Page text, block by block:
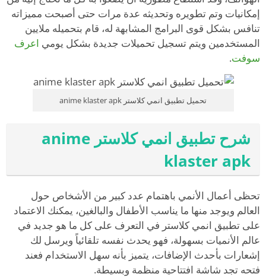
إمكانيات وتم تطويره وتحديثه عدة مرات حتى أصبحت مميزاته
تنافس بشكل قوى البرامج المشابهة له، قام بتحميله ملايين
المستخدمين ويتم تسجيل تحميلات جديدة بشكل يومي اعرف
سوفت.
تحميل تطبيق انمي كلاستر anime klaster apk
شرح تطبيق انمي كلاستر anime
klaster apk
تحظى أعمال الأنمي باهتمام عدد كبير من الأشخاص حول
العالم ويوجد منها ما يناسب الأطفال والبالغين، يمكنك الاعتماد
على تطبيق انمي كلاستر في التعرف على كل ما هو جديد في
عالم الأنميات بسهولة، فهو يحدث نفسه تلقائياً ويرسل لك
إشعارات بأحدث الإضافات، يتميز بأنه سهل الاستخدام فعند
فتحه تجد شاشة افتتاحية منظمة وبسيطة.